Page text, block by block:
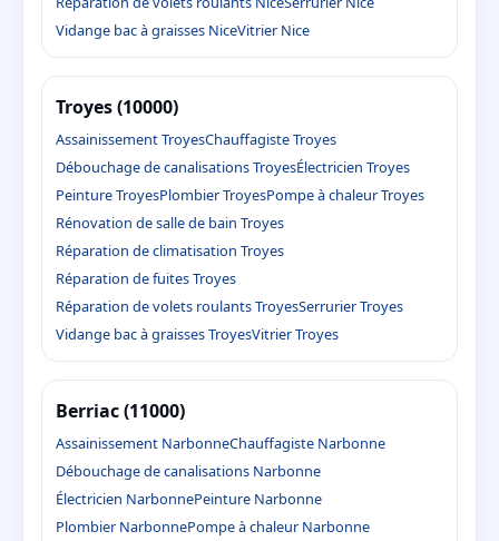
Vidange bac à graisses NiceVitrier Nice
Troyes (10000)
Assainissement TroyesChauffagiste Troyes
Débouchage de canalisations TroyesÉlectricien Troyes
Peinture TroyesPlombier TroyesPompe à chaleur Troyes
Rénovation de salle de bain Troyes
Réparation de climatisation Troyes
Réparation de fuites Troyes
Réparation de volets roulants TroyesSerrurier Troyes
Vidange bac à graisses TroyesVitrier Troyes
Berriac (11000)
Assainissement NarbonneChauffagiste Narbonne
Débouchage de canalisations Narbonne
Électricien NarbonnePeinture Narbonne
Plombier NarbonnePompe à chaleur Narbonne